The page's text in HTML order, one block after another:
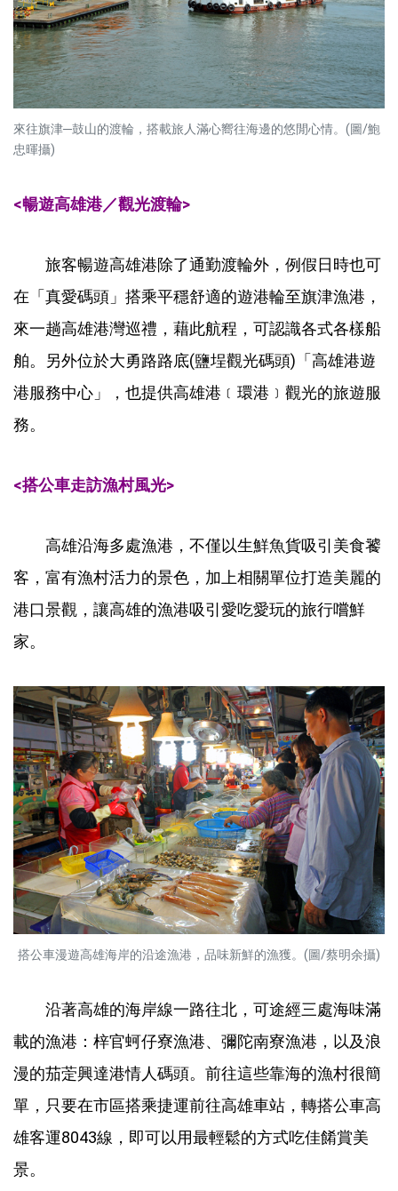
來往旗津─鼓山的渡輪，搭載旅人滿心嚮往海邊的悠閒心情。(圖/鮑
忠暉攝)
<暢遊高雄港／觀光渡輪>
旅客暢遊高雄港除了通勤渡輪外，例假日時也可
在「真愛碼頭」搭乘平穩舒適的遊港輪至旗津漁港，
來一趟高雄港灣巡禮，藉此航程，可認識各式各樣船
舶。另外位於大勇路路底(鹽埕觀光碼頭)「高雄港遊
港服務中心」，也提供高雄港﹝環港﹞觀光的旅遊服
務。
<搭公車走訪漁村風光>
高雄沿海多處漁港，不僅以生鮮魚貨吸引美食饕
客，富有漁村活力的景色，加上相關單位打造美麗的
港口景觀，讓高雄的漁港吸引愛吃愛玩的旅行嚐鮮
家。
搭公車漫遊高雄海岸的沿途漁港，品味新鮮的漁獲。(圖/蔡明余攝)
沿著高雄的海岸線一路往北，可途經三處海味滿
載的漁港：梓官蚵仔寮漁港、彌陀南寮漁港，以及浪
漫的茄萣興達港情人碼頭。前往這些靠海的漁村很簡
單，只要在市區搭乘捷運前往高雄車站，轉搭公車高
雄客運8043線，即可以用最輕鬆的方式吃佳餚賞美
景。